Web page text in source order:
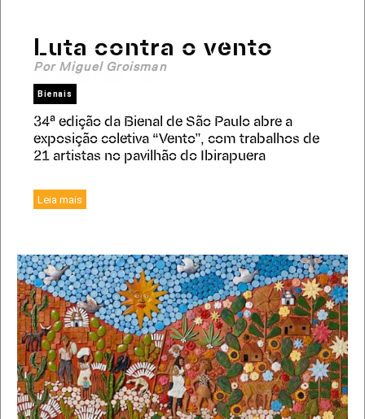
Luta contra o vento
Por Miguel Groisman
Bienais
34ª edição da Bienal de São Paulo abre a
exposição coletiva “Vento”, com trabalhos de
21 artistas no pavilhão do Ibirapuera
Leia mais